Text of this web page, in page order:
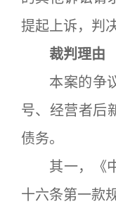
提起上诉，判
裁判理由
本案的争议
号、经营者后
债务。
其一，《中
十六条第一款